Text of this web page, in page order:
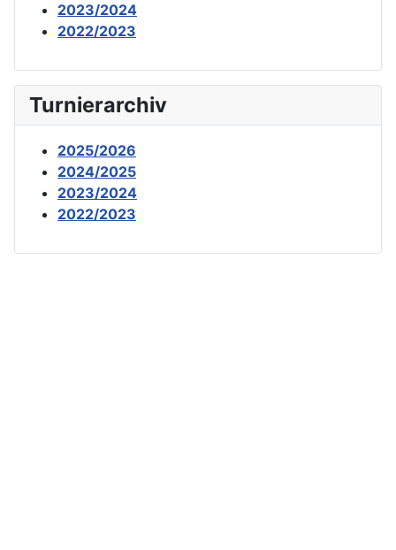
2023/2024
2022/2023
Turnierarchiv
2025/2026
2024/2025
2023/2024
2022/2023